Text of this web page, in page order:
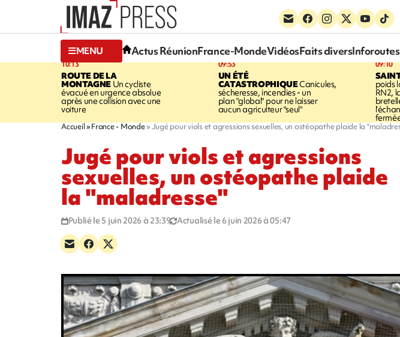
MENU Actus RéunionFrance-MondeVidéosFaits diversInforoutes
10:13
ROUTE DE LA
MONTAGNEUn cycliste
évacué en urgence absolue
après une collision avec une
voiture
09:53
UN ÉTÉ
CATASTROPHIQUECanicules,
sécheresse, incendies - un
plan "global" pour ne laisser
aucun agriculteur "seul"
09:10
poids
RN2,
Accueil France - Monde Jugé pour viols et agressions sexuelles, un ostéopathe plaide la
Jugé pour viols et agressions
sexuelles, un ostéopathe plaide
la "maladresse"
Publié le 5 juin 2026 à 23:39 Actualisé le 6 juin 2026 à 05:47